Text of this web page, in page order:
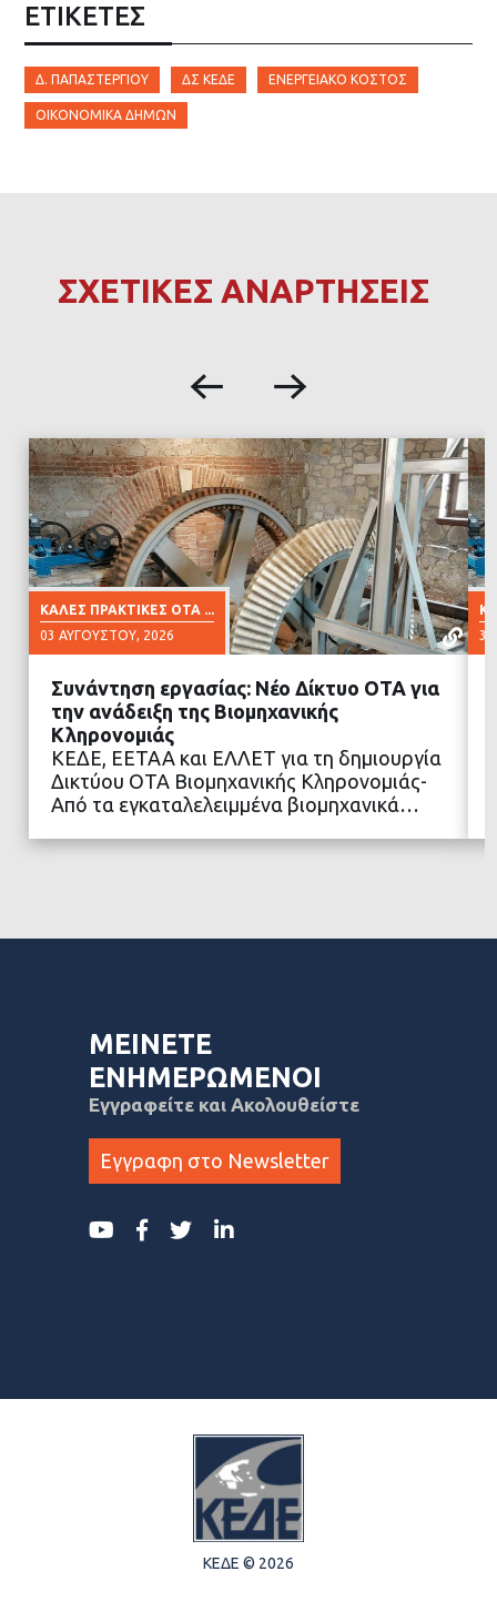
ΕΤΙΚΈΤΕΣ
Δ. ΠΑΠΑΣΤΕΡΓΊΟΥ ΔΣ ΚΕΔΕ ΕΝΕΡΓΕΙΑΚΌ ΚΌΣΤΟΣ
ΟΙΚΟΝΟΜΙΚΆ ΔΉΜΩΝ
ΣΧΕΤΙΚΕΣ ΑΝΑΡΤΗΣΕΙΣ
ΚΑΛΈΣ ΠΡΑΚΤΙΚΈΣ ΟΤΑ ...
03 ΑΥΓΟΎΣΤΟΥ, 2026
ΔΙΑΒΑΣΤΕ ΠΕΡΙΣΣΟΤΕΡΑ
Συνάντηση εργασίας: Νέο Δίκτυο ΟΤΑ για
την ανάδειξη της Βιομηχανικής
Κληρονομιάς
ΚΕΔΕ, ΕΕΤΑΑ και ΕΛΛΕΤ για τη δημιουργία
Δικτύου ΟΤΑ Βιομηχανικής Κληρονομιάς-
Από τα εγκαταλελειμμένα βιομηχανικά…
30
ΜΕΙΝΕΤΕ
ΕΝΗΜΕΡΩΜΕΝΟΙ
Εγγραφείτε και Ακολουθείστε
Εγγραφη στο Newsletter
ΚΕΔΕ © 2026